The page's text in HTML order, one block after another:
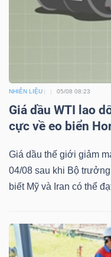
NHIÊN LIỆU 05/08 08:23
Giá dầu WTI lao
cực về eo biển
Giá dầu thế giới giảm
04/08 sau khi Bộ
biết Mỹ và Iran có thể